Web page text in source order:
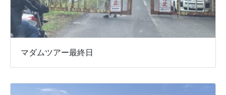
マダムツアー最終日